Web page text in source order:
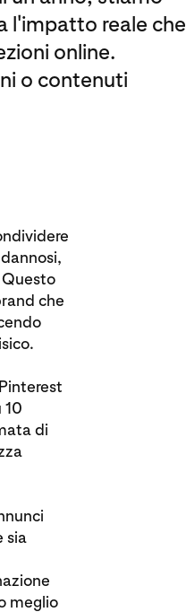
l'impatto reale che
online.
o contenuti
che
10
di
sia
meglio